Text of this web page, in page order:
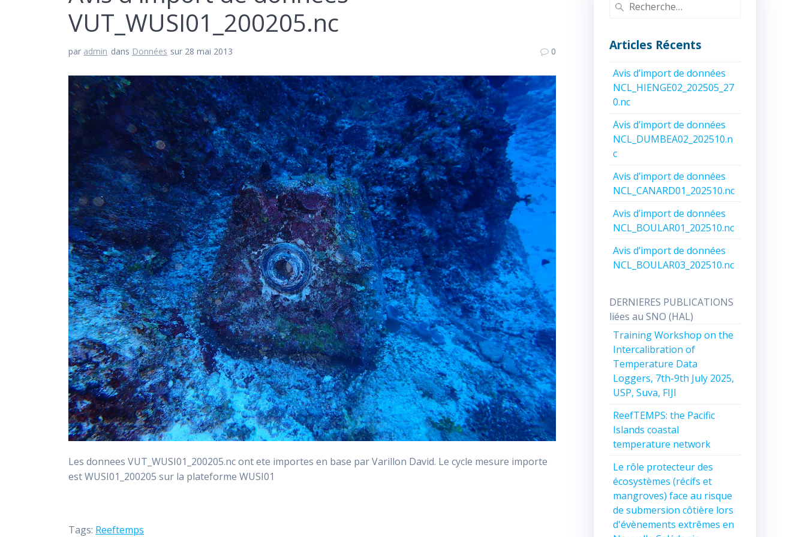
VUT_WUSI01_200205.nc
par admin dans Données sur 28 mai 2013 0
Les donnees VUT_WUSI01_200205.nc ont ete importes en base par Varillon David. Le cycle mesure importe
est WUSI01_200205 sur la plateforme WUSI01
Tags: Reeftemps
Articles Récents
Avis d’import de données
NCL_HIENGE02_202505_27
0.nc
Avis d’import de données
NCL_DUMBEA02_202510.n
c
Avis d’import de données
NCL_CANARD01_202510.nc
Avis d’import de données
NCL_BOULAR01_202510.nc
Avis d’import de données
NCL_BOULAR03_202510.nc
DERNIERES PUBLICATIONS
liées au SNO (HAL)
Training Workshop on the
Intercalibration of
Temperature Data
Loggers, 7th-9th July 2025,
USP, Suva, FIJI
ReefTEMPS: the Pacific
Islands coastal
temperature network
Le rôle protecteur des
écosystèmes (récifs et
mangroves) face au risque
de submersion côtière lors
d'évènements extrêmes en